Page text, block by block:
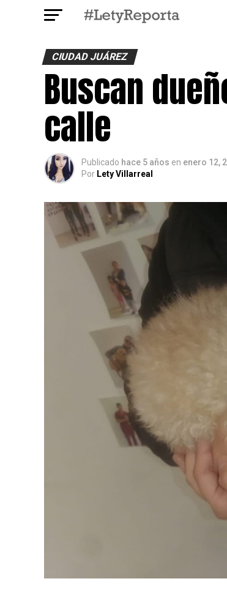
CIUDAD JUÁREZ
Buscan
calle
Publicado hace 5 años en enero 12,
Por Lety Villarreal